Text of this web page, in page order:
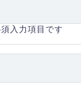
入力項目です